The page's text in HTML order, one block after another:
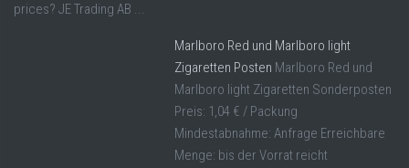
prices? JE Trading AB ...
Marlboro Red und Marlboro light
Zigaretten Posten Marlboro Red und
Marlboro light Zigaretten Sonderposten
Preis: 1,04 € / Packung
Mindestabnahme: Anfrage Erreichbare
Menge: bis der Vorrat reicht